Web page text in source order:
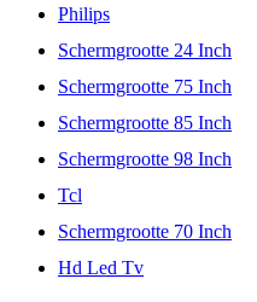
Philips
Schermgrootte 24 Inch
Schermgrootte 75 Inch
Schermgrootte 85 Inch
Schermgrootte 98 Inch
Tcl
Schermgrootte 70 Inch
Hd Led Tv